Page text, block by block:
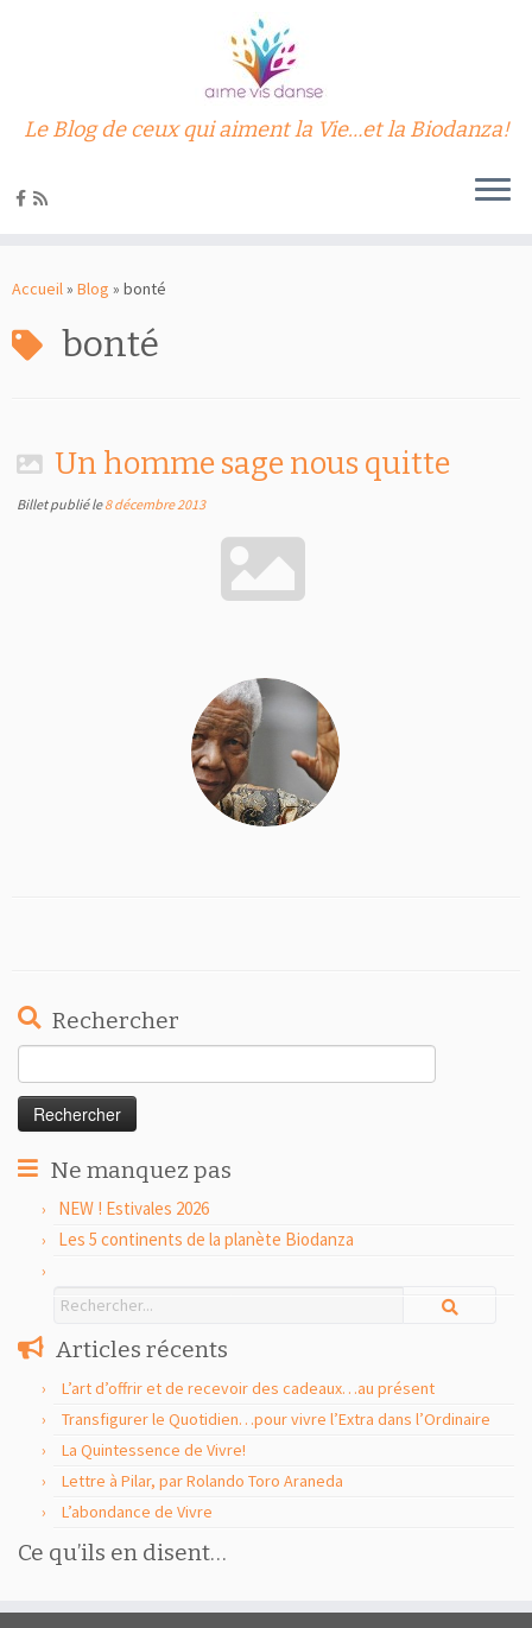
au
Le Blog de ceux qui aiment la Vie…et la Biodanza!
Accueil» Blog » bonté
bonté
Un homme sage nous quitte
Billet publié le8 décembre 2013
Rechercher
Ne manquez pas
NEW ! Estivales 2026
Les 5 continents de la planète Biodanza
Articles récents
L’art d’offrir et de recevoir des cadeaux…au présent
Transfigurer le Quotidien…pour vivre l’Extra dans l’Ordinaire
La Quintessence de Vivre!
Lettre à Pilar, par Rolando Toro Araneda
L’abondance de Vivre
Ce qu’ils en disent…